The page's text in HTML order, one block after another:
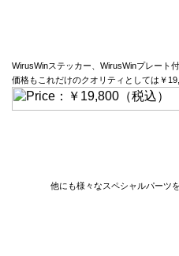
WirusWinステッカー、WirusWinプレート
価格もこれだけのクオリティとしては￥
他にも様々なスペシャルパーツ